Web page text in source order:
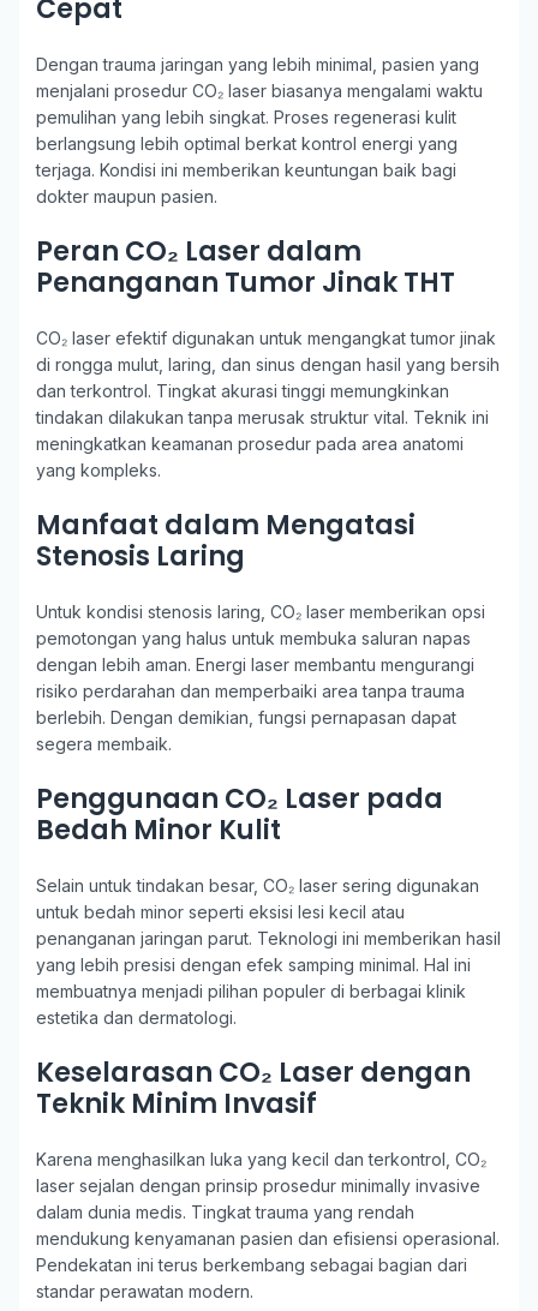
Cepat
Dengan trauma jaringan yang lebih minimal, pasien yang
menjalani prosedur CO₂ laser biasanya mengalami waktu
pemulihan yang lebih singkat. Proses regenerasi kulit
berlangsung lebih optimal berkat kontrol energi yang
terjaga. Kondisi ini memberikan keuntungan baik bagi
dokter maupun pasien.
Peran CO₂ Laser dalam
Penanganan Tumor Jinak THT
CO₂ laser efektif digunakan untuk mengangkat tumor jinak
di rongga mulut, laring, dan sinus dengan hasil yang bersih
dan terkontrol. Tingkat akurasi tinggi memungkinkan
tindakan dilakukan tanpa merusak struktur vital. Teknik ini
meningkatkan keamanan prosedur pada area anatomi
yang kompleks.
Manfaat dalam Mengatasi
Stenosis Laring
Untuk kondisi stenosis laring, CO₂ laser memberikan opsi
pemotongan yang halus untuk membuka saluran napas
dengan lebih aman. Energi laser membantu mengurangi
risiko perdarahan dan memperbaiki area tanpa trauma
berlebih. Dengan demikian, fungsi pernapasan dapat
segera membaik.
Penggunaan CO₂ Laser pada
Bedah Minor Kulit
Selain untuk tindakan besar, CO₂ laser sering digunakan
untuk bedah minor seperti eksisi lesi kecil atau
penanganan jaringan parut. Teknologi ini memberikan hasil
yang lebih presisi dengan efek samping minimal. Hal ini
membuatnya menjadi pilihan populer di berbagai klinik
estetika dan dermatologi.
Keselarasan CO₂ Laser dengan
Teknik Minim Invasif
Karena menghasilkan luka yang kecil dan terkontrol, CO₂
laser sejalan dengan prinsip prosedur minimally invasive
dalam dunia medis. Tingkat trauma yang rendah
mendukung kenyamanan pasien dan efisiensi operasional.
Pendekatan ini terus berkembang sebagai bagian dari
standar perawatan modern.